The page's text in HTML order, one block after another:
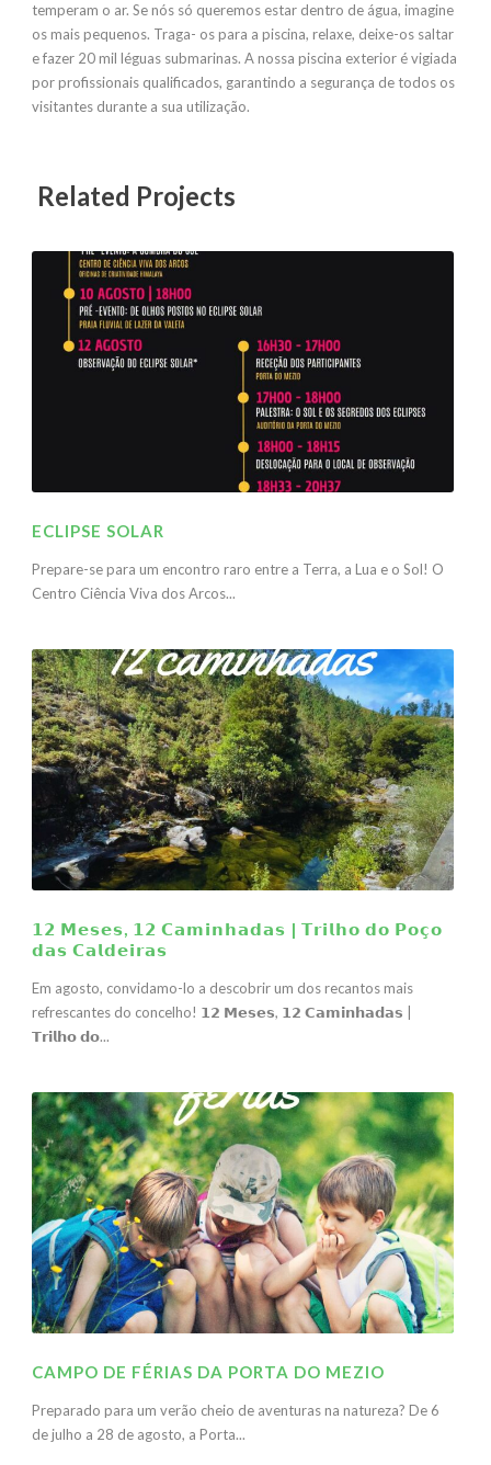
temperam o ar. Se nós só queremos estar dentro de água, imagine
os mais pequenos. Traga- os para a piscina, relaxe, deixe-os saltar
e fazer 20 mil léguas submarinas. A nossa piscina exterior é vigiada
por profissionais qualificados, garantindo a segurança de todos os
visitantes durante a sua utilização.
Related Projects
ECLIPSE SOLAR
Prepare-se para um encontro raro entre a Terra, a Lua e o Sol! O
Centro Ciência Viva dos Arcos...
𝟭𝟮 𝗠𝗲𝘀𝗲𝘀, 𝟭𝟮 𝗖𝗮𝗺𝗶𝗻𝗵𝗮𝗱𝗮𝘀 | 𝗧𝗿𝗶𝗹𝗵𝗼 𝗱𝗼 𝗣𝗼𝗰̧𝗼
𝗱𝗮𝘀 𝗖𝗮𝗹𝗱𝗲𝗶𝗿𝗮𝘀
Em agosto, convidamo-lo a descobrir um dos recantos mais
refrescantes do concelho! 𝟭𝟮 𝗠𝗲𝘀𝗲𝘀, 𝟭𝟮 𝗖𝗮𝗺𝗶𝗻𝗵𝗮𝗱𝗮𝘀 |
𝗧𝗿𝗶𝗹𝗵𝗼 𝗱𝗼...
CAMPO DE FÉRIAS DA PORTA DO MEZIO
Preparado para um verão cheio de aventuras na natureza? De 6
de julho a 28 de agosto, a Porta...